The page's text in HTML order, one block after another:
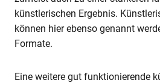
künstlerischen Ergebnis.
können hier ebenso genannt
Formate.
Eine weitere gut funktionierende